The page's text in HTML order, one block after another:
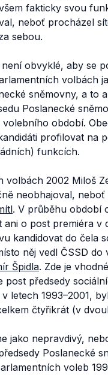
fakticky svou
neboť procházel
sebou.
obvyklé, aby se
volbách
sněmovny, a to
Poslanecké
období.
profilovat na
funkcích.
volbách 2002 Miloš
neobhajoval, neboť
. V průběhu období
ani o post premiéra v
kandidovat do čela
něj vedl ČSSD do
Špidla. Zde je
post předsedy
letech 1993–2001,
čtyřikrát (v
jako nepravdivý,
Poslanecké
voleb